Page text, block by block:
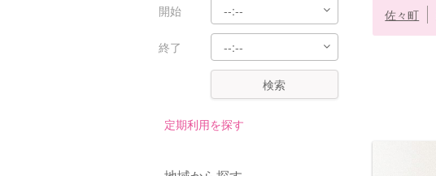
開始
終了
検索
定期利用を探す
佐々町